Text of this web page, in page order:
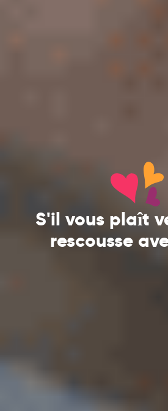
S'il vous plaît
rescousse